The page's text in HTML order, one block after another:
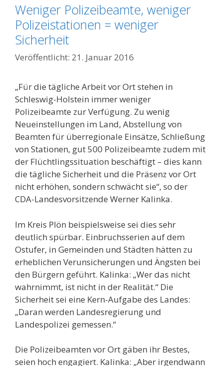
Weniger Polizeibeamte, weniger
Polizeistationen = weniger
Sicherheit
21. Januar 2016
„Für die tägliche Arbeit vor Ort stehen in
Schleswig-Holstein immer weniger
Polizeibeamte zur Verfügung. Zu wenig
Neueinstellungen im Land, Abstellung von
Beamten für überregionale Einsätze, Schließung
von Stationen, gut 500 Polizeibeamte zudem mit
der Flüchtlingssituation beschäftigt – dies kann
die tägliche Sicherheit und die Präsenz vor Ort
nicht erhöhen, sondern schwächt sie“, so der
CDA-Landesvorsitzende Werner Kalinka.
Im Kreis Plön beispielsweise sei dies sehr
deutlich spürbar. Einbruchsserien auf dem
Ostufer, in Gemeinden und Städten hätten zu
erheblichen Verunsicherungen und Ängsten bei
den Bürgern geführt. Kalinka: „Wer das nicht
wahrnimmt, ist nicht in der Realität.“ Die
Sicherheit sei eine Kern-Aufgabe des Landes:
„Daran werden Landesregierung und
Landespolizei gemessen.“
Die Polizeibeamten vor Ort gäben ihr Bestes,
seien hoch engagiert. Kalinka: „Aber irgendwann